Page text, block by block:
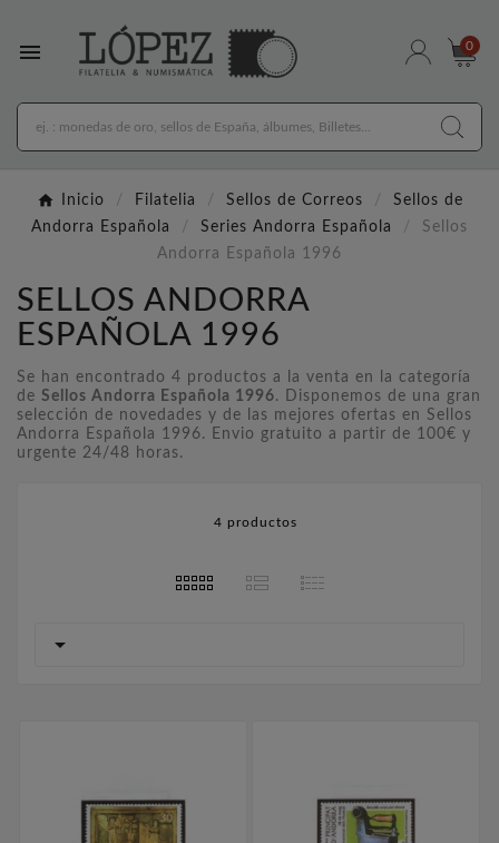
 0
Inicio Filatelia Sellos de Correos
Sellos de
Andorra Española
Series Andorra Española
Sellos
Andorra Española 1996
SELLOS ANDORRA
ESPAÑOLA 1996
Se han encontrado 4 productos a la venta en la categoría
de Sellos Andorra Española 1996. Disponemos de una gran
selección de novedades y de las mejores ofertas en Sellos
Andorra Española 1996. Envio gratuito a partir de 100€ y
urgente 24/48 horas.
4 productos
